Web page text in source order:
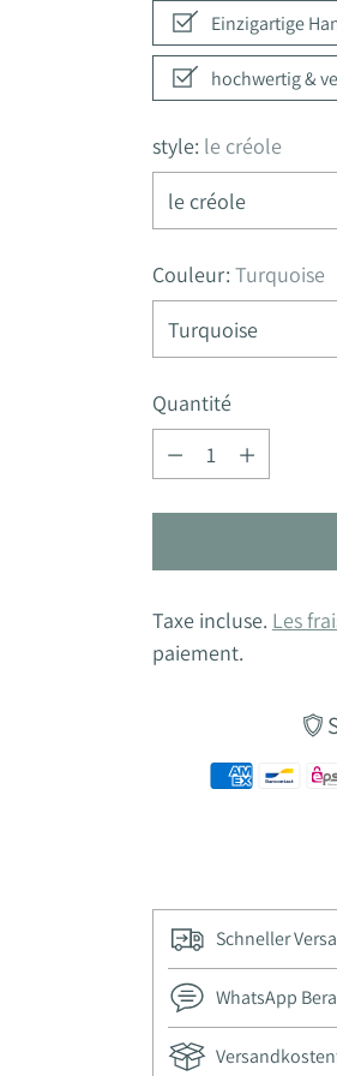
Einzigartige
hochwertig &
style: le créole
Couleur: Turquoise
Quantité
Quantité
Taxe incluse. Les
paiement.
Schneller
WhatsApp